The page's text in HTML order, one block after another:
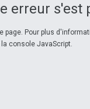
erreur s'est
Pour plus
console JavaScript.